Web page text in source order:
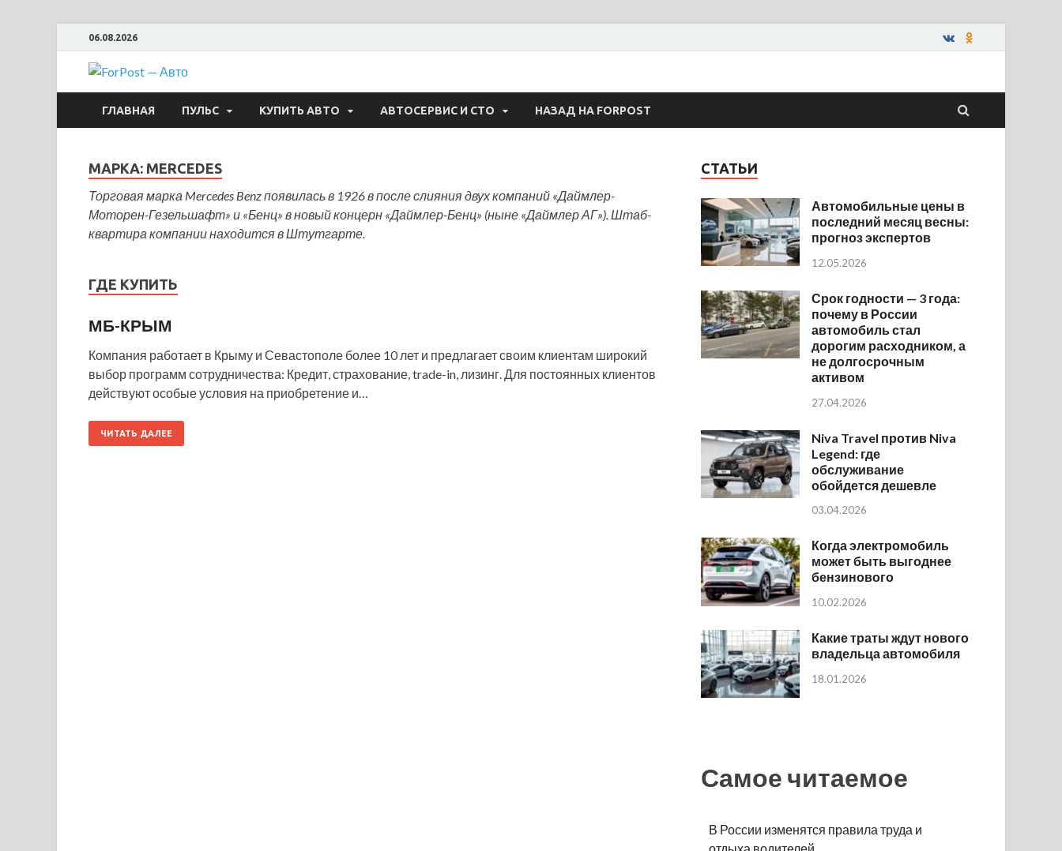
06.08.2026
ForPost — Авто
ГЛАВНАЯ ПУЛЬС КУПИТЬ АВТО АВТОСЕРВИС И СТО НАЗАД НА FORPOST
МАРКА: MERCEDES
Торговая марка Mercedes Benz появилась в 1926 в после слияния двух компаний «Даймлер-
Моторен-Гезельшафт» и «Бенц»​ в новый концерн «Даймлер-Бенц» (ныне «Даймлер АГ»). Штаб-
квартира компании находится в Штутгарте.
ГДЕ КУПИТЬ
МБ-КРЫМ
Компания работает в Крыму и Севастополе более 10 лет и предлагает своим клиентам широкий
выбор программ сотрудничества: Кредит, страхование, trade-in, лизинг. Для постоянных клиентов
действуют особые условия на приобретение и…
ЧИТАТЬ ДАЛЕЕ
СТАТЬИ
Автомобильные цены в
последний месяц весны:
прогноз экспертов
12.05.2026
Срок годности — 3 года:
почему в России
автомобиль стал
дорогим расходником, а
не долгосрочным
активом
27.04.2026
Niva Travel против Niva
Legend: где
обслуживание
обойдется дешевле
03.04.2026
Когда электромобиль
может быть выгоднее
бензинового
10.02.2026
Какие траты ждут нового
владельца автомобиля
18.01.2026
Самое читаемое
В России изменятся правила труда и